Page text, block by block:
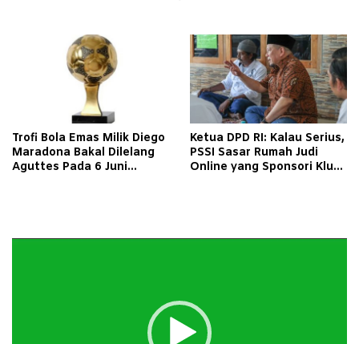
Trofi Bola Emas Milik Diego
Maradona Bakal Dilelang
Aguttes Pada 6 Juni
Ketua DPD RI: Kalau Serius,
PSSI Sasar Rumah Judi
Online yang Sponsori Klub,